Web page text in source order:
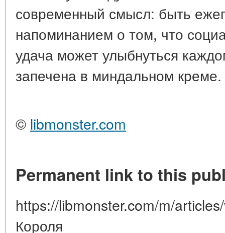
современный смысл: быть
напоминанием о том, что
удача может улыбнуться
запечена в миндальном креме.
© libmonster.com
Permanent link to this
https://libmonster.com/m/
Короля